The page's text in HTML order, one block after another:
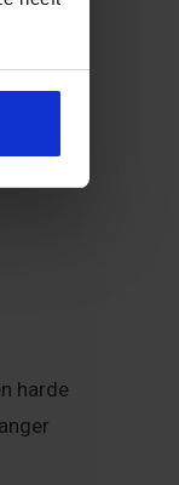
harde